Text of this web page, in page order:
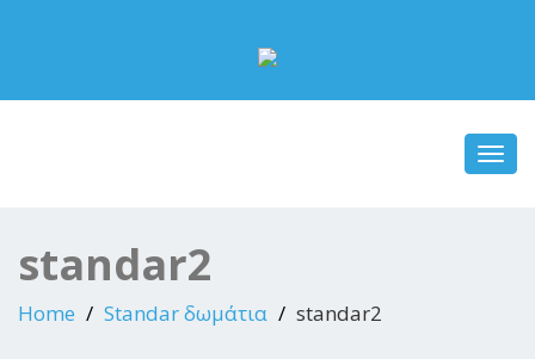
standar2
Home Standar δωμάτια standar2